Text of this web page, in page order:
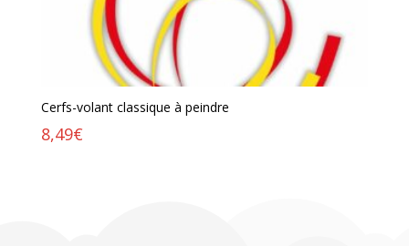
Cerfs-volant classique à peindre
8,49€